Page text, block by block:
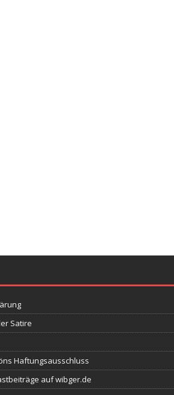
Satire
Haftungsausschluss
auf wibger.de